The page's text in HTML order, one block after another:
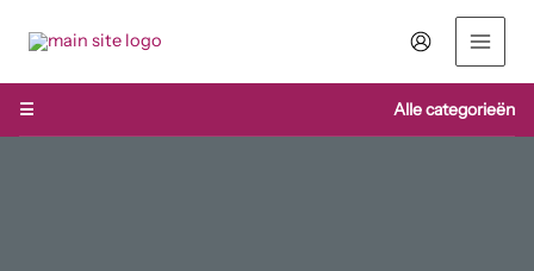
naar
inhoud
☰
Alle categorieën